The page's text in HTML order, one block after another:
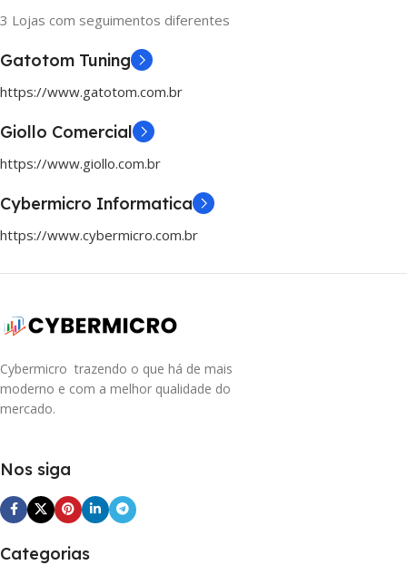
3 Lojas com seguimentos diferentes
Gatotom Tuning
https://www.gatotom.com.br
Giollo Comercial
https://www.giollo.com.br
Cybermicro Informatica
https://www.cybermicro.com.br
Cybermicro trazendo o que há de mais
moderno e com a melhor qualidade do
mercado.
Nos siga
Categorias